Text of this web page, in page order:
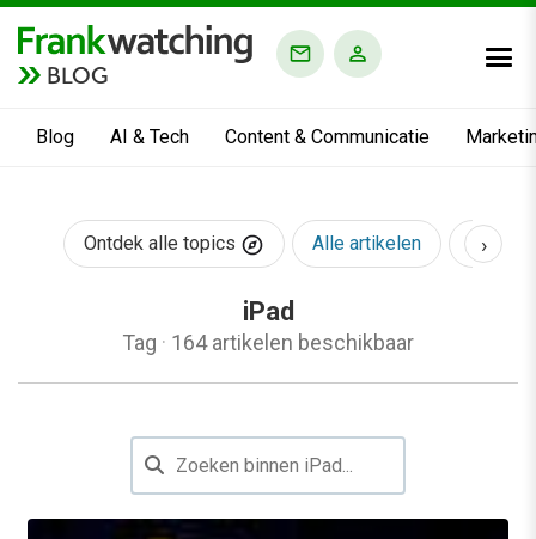
BLOG
Blog AI & Tech Content & Communicatie
Ontdek alle topics Alle artikelen AI &
›
iPad
Tag · 164 artikelen beschikbaar